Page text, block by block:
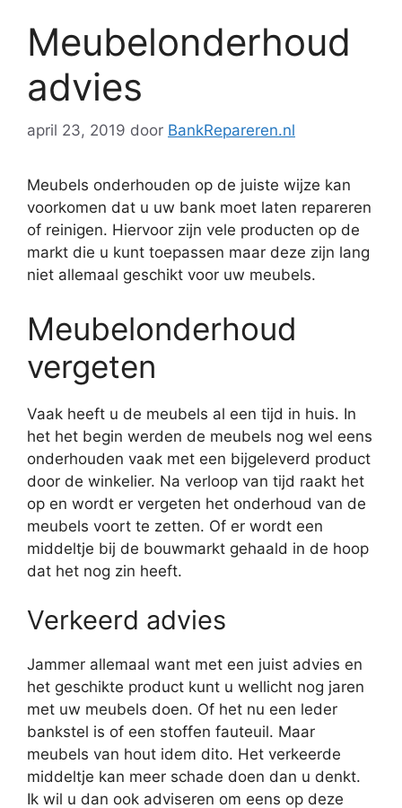
Meubelonderhoud
advies
april 23, 2019 door BankRepareren.nl
Meubels onderhouden op de juiste wijze kan
voorkomen dat u uw bank moet laten repareren
of reinigen. Hiervoor zijn vele producten op de
markt die u kunt toepassen maar deze zijn lang
niet allemaal geschikt voor uw meubels.
Meubelonderhoud
vergeten
Vaak heeft u de meubels al een tijd in huis. In
het het begin werden de meubels nog wel eens
onderhouden vaak met een bijgeleverd product
door de winkelier. Na verloop van tijd raakt het
op en wordt er vergeten het onderhoud van de
meubels voort te zetten. Of er wordt een
middeltje bij de bouwmarkt gehaald in de hoop
dat het nog zin heeft.
Verkeerd advies
Jammer allemaal want met een juist advies en
het geschikte product kunt u wellicht nog jaren
met uw meubels doen. Of het nu een leder
bankstel is of een stoffen fauteuil. Maar
meubels van hout idem dito. Het verkeerde
middeltje kan meer schade doen dan u denkt.
Ik wil u dan ook adviseren om eens op deze